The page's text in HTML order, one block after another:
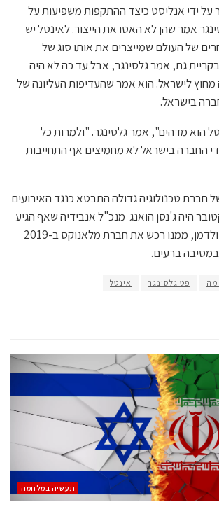
על ידי אנליסט כיצד ההתקפות משפיעות על
אמר שהן לא האטו את הייצור. לאינטל יש
של העולם שמייצרים את אותו סוג של
גת, אמר גלסינגר, אבל עד כה לא היה
מחוץ לישראל. הוא אמר שהעדיפות העליונה של
בישראל.
הוא מדהים", אמר גלסינגר. "ולמרות כל
החברה בישראל לא מחמיצים אף התחייבות
טכנולוגיה גדולה התבטא כנגד האירועים
ב-7 באוקטובר היה ג'נסן הואנג מנכ"ל אנבידיה שאף הגיע
לארץ לנחם את איל ולדמן, ממנו רכש את חברת מלאנוקס ב-2019
ברעים.
פט גלסינגר אינטל
תעשיה במלחמה